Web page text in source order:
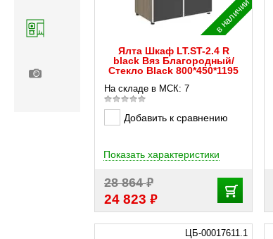
в наличии
Ялта Шкаф LT.ST-2.4 R
black Вяз Благородный/
Стекло Black 800*450*1195
На складе в МСК: 7
Добавить к сравнению
28 864₽
24 823 ₽
Показать характеристики
ЦБ-00017611.1